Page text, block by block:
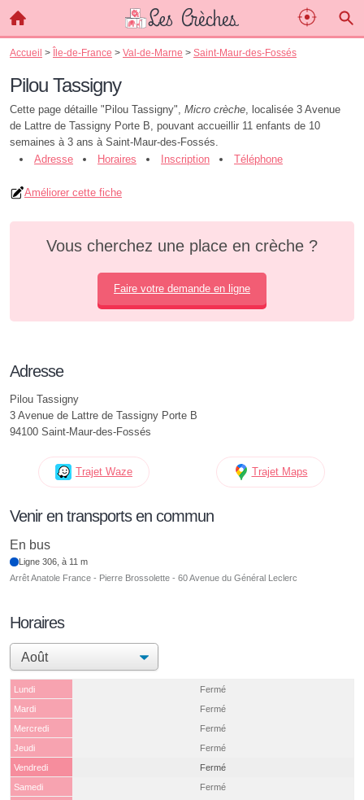
Accueil > Île-de-France > Val-de-Marne > Saint-Maur-des-Fossés
Pilou Tassigny
Cette page détaille "Pilou Tassigny", Micro crèche, localisée 3 Avenue
de Lattre de Tassigny Porte B, pouvant accueillir 11 enfants de 10
semaines à 3 ans à Saint-Maur-des-Fossés.
Adresse
Horaires Inscription Téléphone
Améliorer cette fiche
Vous cherchez une place en crèche ?
Faire votre demande en ligne
Adresse
Pilou Tassigny
3 Avenue de Lattre de Tassigny Porte B
94100 Saint-Maur-des-Fossés
Trajet Waze Trajet Maps
Venir en transports en commun
En bus
Ligne 306, à 11 m
Arrêt Anatole France - Pierre Brossolette - 60 Avenue du Général Leclerc
Horaires
Lundi
Fermé
Mardi
Fermé
Mercredi
Fermé
Jeudi
Fermé
Vendredi
Fermé
Samedi
Fermé